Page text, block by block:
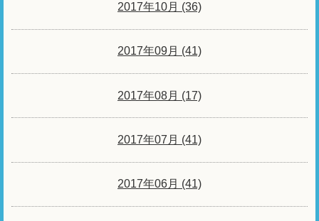
2017年10月 (36)
2017年09月 (41)
2017年08月 (17)
2017年07月 (41)
2017年06月 (41)